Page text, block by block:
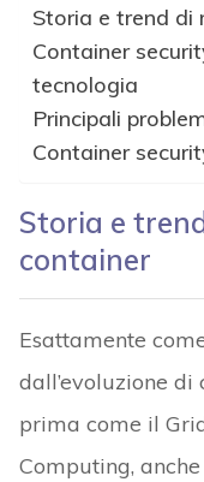
Storia e trend di
Container
tecnologia
Principali
Container
Storia e
container
Esattamente
dall’evoluzione
prima come il
Computing,